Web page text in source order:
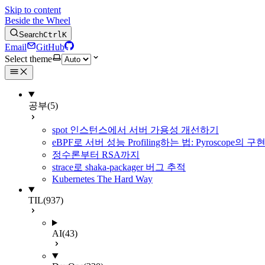
Skip to content
Beside the Wheel
SearchCtrlK
Email
GitHub
Select theme
공부(5)
spot 인스턴스에서 서버 가용성 개선하기
eBPF로 서버 성능 Profiling하는 법: Pyroscope의 구
정수론부터 RSA까지
strace로 shaka-packager 버그 추적
Kubernetes The Hard Way
TIL(937)
AI(43)